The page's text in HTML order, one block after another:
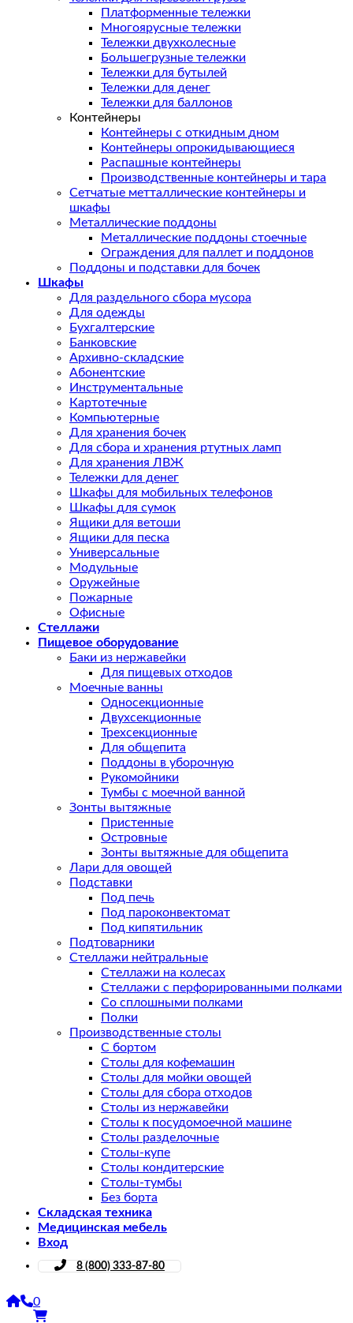
Платформенные тележки
Многоярусные тележки
Тележки двухколесные
Большегрузные тележки
Тележки для бутылей
Тележки для денег
Тележки для баллонов
Контейнеры
Контейнеры с откидным дном
Контейнеры опрокидывающиеся
Распашные контейнеры
Производственные контейнеры и тара
Сетчатые метталлические контейнеры и
шкафы
Металлические поддоны
Металлические поддоны стоечные
Ограждения для паллет и поддонов
Поддоны и подставки для бочек
Шкафы
Для раздельного сбора мусора
Для одежды
Бухгалтерские
Банковские
Архивно-складские
Абонентские
Инструментальные
Картотечные
Компьютерные
Для хранения бочек
Для сбора и хранения ртутных ламп
Для хранения ЛВЖ
Тележки для денег
Шкафы для мобильных телефонов
Шкафы для сумок
Ящики для ветоши
Ящики для песка
Универсальные
Модульные
Оружейные
Пожарные
Офисные
Стеллажи
Пищевое оборудование
Баки из нержавейки
Для пищевых отходов
Моечные ванны
Односекционные
Двухсекционные
Трехсекционные
Для общепита
Поддоны в уборочную
Рукомойники
Тумбы с моечной ванной
Зонты вытяжные
Пристенные
Островные
Зонты вытяжные для общепита
Лари для овощей
Подставки
Под печь
Под пароконвектомат
Под кипятильник
Подтоварники
Стеллажи нейтральные
Стеллажи на колесах
Стеллажи с перфорированными полками
Со сплошными полками
Полки
Производственные столы
С бортом
Столы для кофемашин
Столы для мойки овощей
Столы для сбора отходов
Столы из нержавейки
Столы к посудомоечной машине
Столы разделочные
Столы-купе
Столы кондитерские
Столы-тумбы
Без борта
Складская техника
Медицинская мебель
Вход
8 (800) 333-87-80
0